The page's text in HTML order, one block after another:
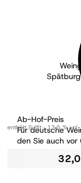
Ab-Hof-Preis
Für deutsche
den Sie auch vor
enthält Sulfit 13,5 % vol